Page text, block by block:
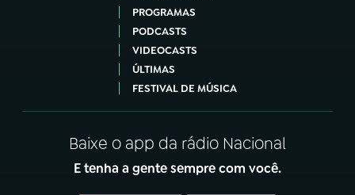
PROGRAMAS
PODCASTS
VIDEOCASTS
ÚLTIMAS
FESTIVAL DE MÚSICA
Baixe o app da rádio Nacional
E tenha a gente sempre com você.